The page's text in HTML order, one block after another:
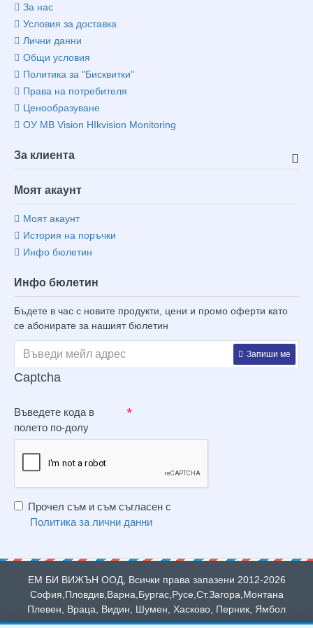
За нас
Условия за доставка
Лични данни
Общи условия
Политика за "Бисквитки"
Права на потребителя
Ценообразуване
ОУ MB Vision HIkvision Monitoring
За клиента
Моят акаунт
Моят акаунт
История на поръчки
Инфо бюлетин
Инфо бюлетин
Бъдете в час с новите продукти, цени и промо оферти като
се абонирате за нашият бюлетин
Запиши ме
Captcha
Въведете кода в
полето по-долу
Прочел съм и съм съгласен с
Политика за лични данни
ЕМ БИ ВИЖЪН ООД, Всички права запазени 2012-2026
София,Пловдив,Варна,Бургас,Русе,Ст.Загора,Монтана
Плевен, Враца, Видин, Шумен, Хасково, Перник, Ямбол